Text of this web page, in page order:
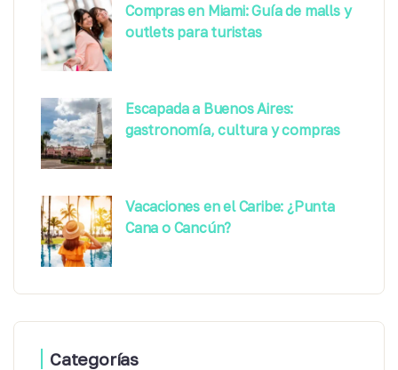
Compras en Miami: Guía de malls y
outlets para turistas
Escapada a Buenos Aires:
gastronomía, cultura y compras
Vacaciones en el Caribe: ¿Punta
Cana o Cancún?
Categorías